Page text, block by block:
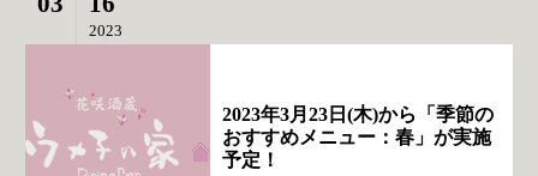
2023
2023年3月23日(木)から「季節の
おすすめメニュー：春」が実施
予定！